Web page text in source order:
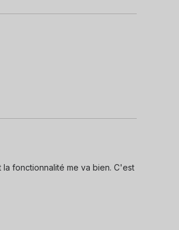
fonctionnalité me va bien. C'est